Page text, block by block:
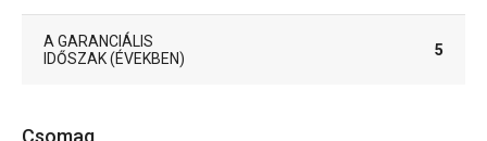
A GARANCIÁLIS
IDŐSZAK (ÉVEKBEN)
5
Csomag